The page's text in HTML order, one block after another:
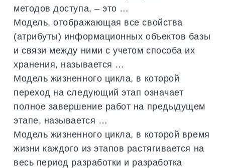
методов доступа, – это …
Модель, отображающая все свойства
(атрибуты) информационных объектов базы
и связи между ними с учетом способа их
хранения, называется …
Модель жизненного цикла, в которой
переход на следующий этап означает
полное завершение работ на предыдущем
этапе, называется …
Модель жизненного цикла, в которой время
жизни каждого из этапов растягивается на
весь период разработки и разработка